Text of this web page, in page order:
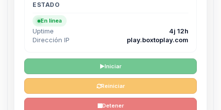
ESTADO
En línea
Uptime
4j 12h
Dirección IP
play.boxtoplay.com
Iniciar
Reiniciar
Detener